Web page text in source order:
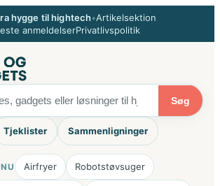
hygge til hightech•Artikelsektion
anmeldelserPrivatlivspolitik
Søg
Tjeklister Sammenligninger
Airfryer Robotstøvsuger